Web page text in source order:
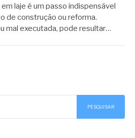
laje é um passo indispensável
de construção ou reforma.
mal executada, pode resultar…
PESQUISAR